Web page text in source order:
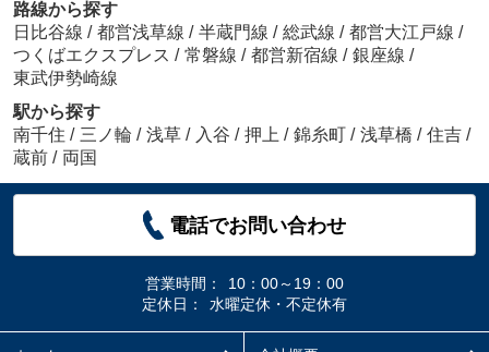
路線から探す
日比谷線 / 都営浅草線 / 半蔵門線 / 総武線 / 都営大江戸線 /
つくばエクスプレス / 常磐線 / 都営新宿線 / 銀座線 /
東武伊勢崎線
駅から探す
南千住 / 三ノ輪 / 浅草 / 入谷 / 押上 / 錦糸町 / 浅草橋 / 住吉 /
蔵前 / 両国
電話でお問い合わせ
営業時間：
10：00～19：00
定休日：
水曜定休・不定休有